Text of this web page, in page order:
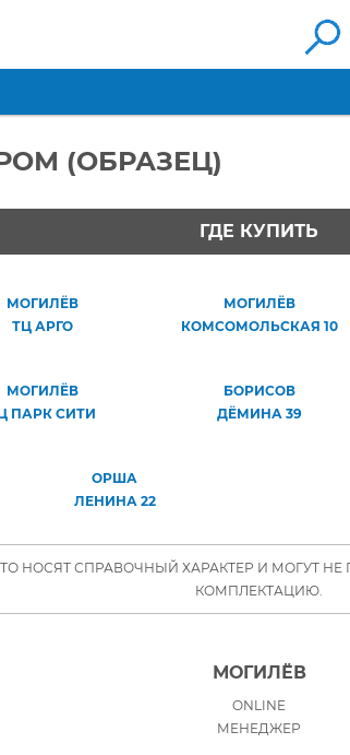
(ОБРАЗЕЦ)
ГДЕ КУПИТЬ
МОГИЛЁВ
ТЦ АРГО
МОГИЛЁВ
КОМСОМОЛЬСКАЯ 10
МОГИЛЁВ
ПАРК СИТИ
БОРИСОВ
ДЁМИНА 39
ОРША
ЛЕНИНА 22
НОСЯТ СПРАВОЧНЫЙ ХАРАКТЕР И МОГУТ НЕ
КОМПЛЕКТАЦИЮ.
МОГИЛЁВ
ONLINE
МЕНЕДЖЕР